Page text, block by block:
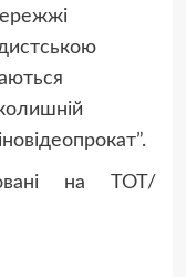
на ТОТ/